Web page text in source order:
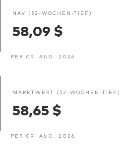
NAV (52-WOCHEN-TIEF)
58,09 $
PER 09. AUG. 2026
MARKTWERT (52-WOCHEN-TIEF)
58,65 $
PER 09. AUG. 2026